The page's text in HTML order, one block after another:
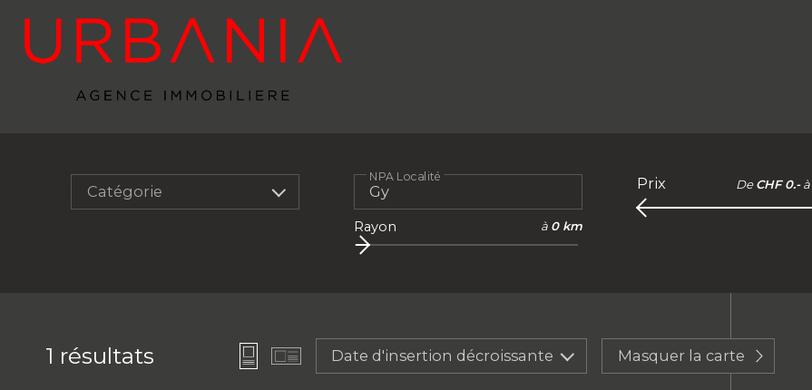
Catégorie
NPA Localité
Rayon à 0 km
Prix De CHF 0.- à
1 résultats Date d'insertion décroissante Masquer la carte